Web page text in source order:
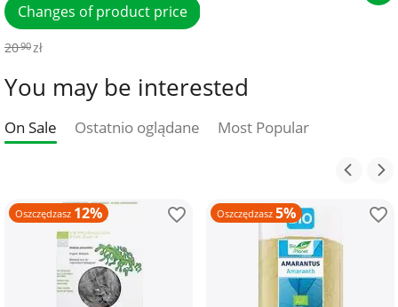
Changes of product price
2090zł
You may be interested
On Sale Ostatnio oglądane Most Popular
Oszczędzasz 12% Oszczędzasz 5%